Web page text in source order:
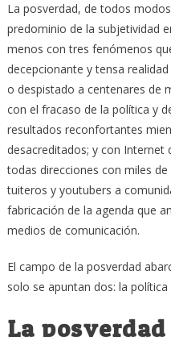
La posverdad, de todos
predominio de la subjetividad
menos con tres fenómenos
decepcionante y tensa
o despistado a centenares de
con el fracaso de la política y
resultados reconfortantes
desacreditados; y con
todas direcciones con miles
tuiteros y youtubers a
fabricación de la agenda que
medios de comunicación.
El campo de la posverdad
solo se apuntan dos: la
La